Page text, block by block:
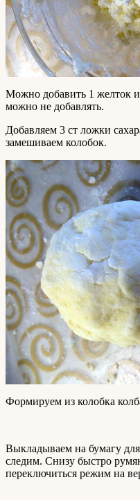
Можно добавить 1 желток
можно не добавлять.
Добавляем 3 ст ложки
замешиваем колобок.
Формируем из колобка
Выкладываем на бумагу
следим. Снизу быстро
переключиться режим на